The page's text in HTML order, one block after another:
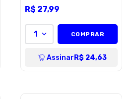
1kg
R$ 27,99
1 COMPRAR
Assinar R$ 24,63